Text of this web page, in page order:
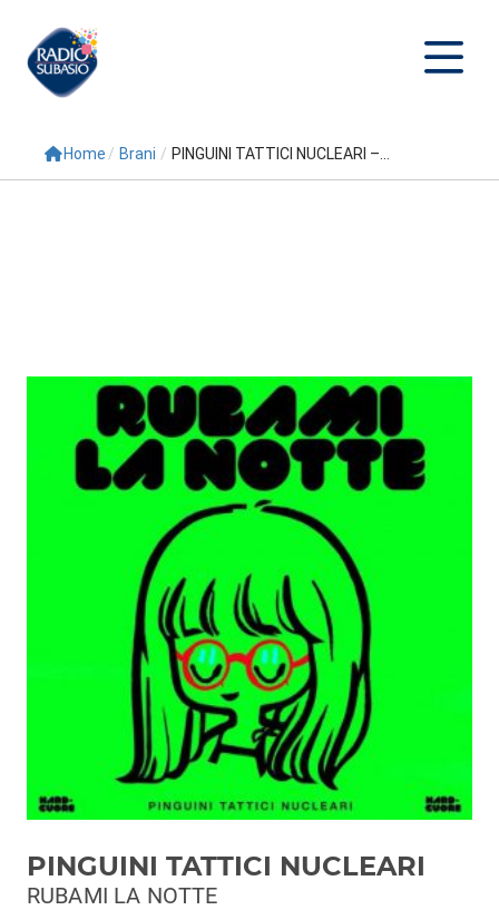
Cerca
Programmi
Conduttori
Repliche
Interviste
Subasio Playlist
Web Radio
Radio Subasio
Radio Subasio +
Home / Brani / PINGUINI TATTICI NUCLEARI –...
PINGUINI TATTICI NUCLEARI
RUBAMI LA NOTTE